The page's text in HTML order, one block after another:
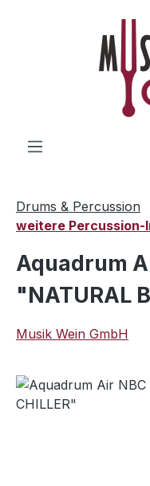
Zum Hauptinhalt
Drums & Percussion
weitere Percussion-
Aquadrum
"NATURAL
Musik Wein GmbH
Bildergalerie